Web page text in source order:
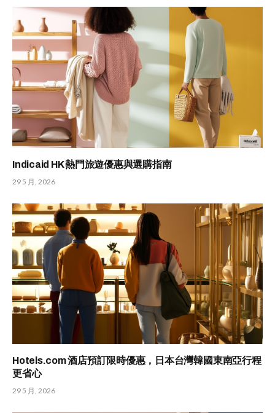
Indicaid HK 熱門旅遊優惠與選購指南
29 5 月, 2026
Hotels.com 酒店預訂限時優惠，日本台灣韓國東南亞行程
更省心
29 5 月, 2026